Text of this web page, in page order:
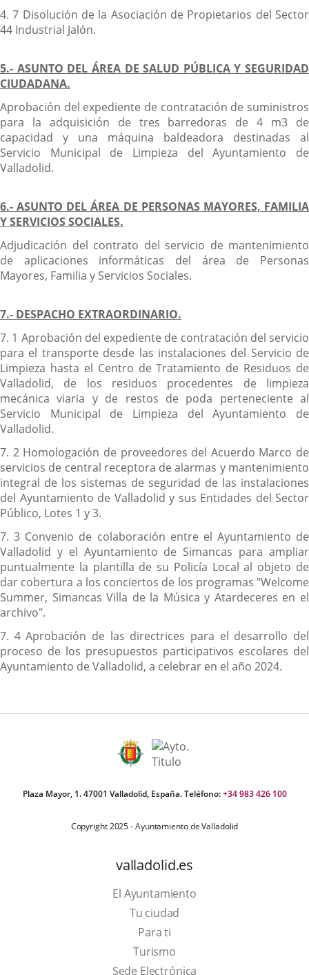
4. 7 Disolución de la Asociación de Propietarios del Sector
44 Industrial Jalón.
5.- ASUNTO DEL ÁREA DE SALUD PÚBLICA Y SEGURIDAD
CIUDADANA.
Aprobación del expediente de contratación de suministros
para la adquisición de tres barredoras de 4 m3 de
capacidad y una máquina baldeadora destinadas al
Servicio Municipal de Limpieza del Ayuntamiento de
Valladolid.
6.- ASUNTO DEL ÁREA DE PERSONAS MAYORES, FAMILIA
Y SERVICIOS SOCIALES.
Adjudicación del contrato del servicio de mantenimiento
de aplicaciones informáticas del área de Personas
Mayores, Familia y Servicios Sociales.
7.- DESPACHO EXTRAORDINARIO.
7. 1 Aprobación del expediente de contratación del servicio
para el transporte desde las instalaciones del Servicio de
Limpieza hasta el Centro de Tratamiento de Residuos de
Valladolid, de los residuos procedentes de limpieza
mecánica viaria y de restos de poda perteneciente al
Servicio Municipal de Limpieza del Ayuntamiento de
Valladolid.
7. 2 Homologación de proveedores del Acuerdo Marco de
servicios de central receptora de alarmas y mantenimiento
integral de los sistemas de seguridad de las instalaciones
del Ayuntamiento de Valladolid y sus Entidades del Sector
Público, Lotes 1 y 3.
7. 3 Convenio de colaboración entre el Ayuntamiento de
Valladolid y el Ayuntamiento de Simancas para ampliar
puntualmente la plantilla de su Policía Local al objeto de
dar cobertura a los conciertos de los programas "Welcome
Summer, Simancas Villa de la Música y Atardeceres en el
archivo".
7. 4 Aprobación de las directrices para el desarrollo del
proceso de los presupuestos participativos escolares del
Ayuntamiento de Valladolid, a celebrar en el año 2024.
Plaza Mayor, 1. 47001 Valladolid, España. Teléfono:+34 983 426 100
Copyright 2025 - Ayuntamiento de Valladolid
valladolid.es
El Ayuntamiento
Tu ciudad
Para ti
TurismoEste
enlace
Sede Electrónica